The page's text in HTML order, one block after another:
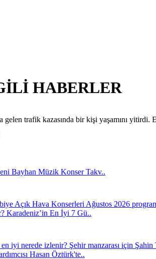
HABERLER
trafik kazasında bir kişi yaşamını yitirdi.
Bayhan Müzik Konser Takv..
Açık Hava Konserleri Ağustos 2026
Karadeniz’in En İyi 7 Gü..
en iyi nerede izlenir? Şehir manzarası için Şahin
Hasan Öztürk'te..